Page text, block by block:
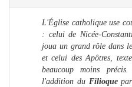
L'Église catholique use
: celui de Nicée-
joua un grand rôle dans
et celui des Apôtres,
beaucoup moins
l'addition du Filioquepar